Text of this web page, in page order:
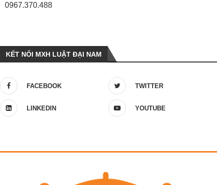
0967.370.488
KẾT NỐI MXH LUẬT ĐẠI NAM
FACEBOOK TWITTER
LINKEDIN YOUTUBE